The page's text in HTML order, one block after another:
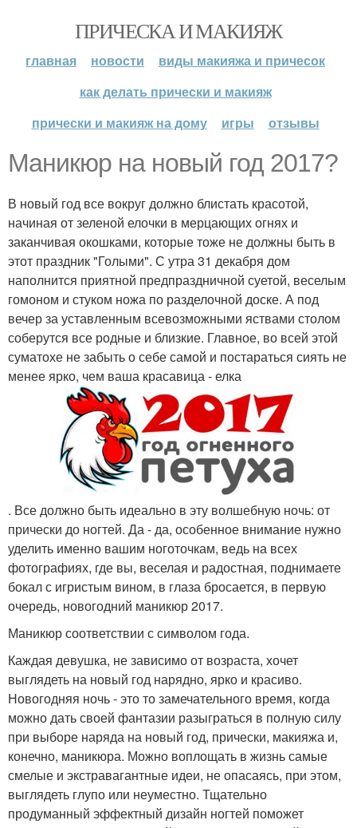
ПРИЧЕСКА И МАКИЯЖ
главная новости
виды макияжа и причесок
как делать прически и макияж
прически и макияж на дому
игры отзывы
Маникюр на новый год 2017?
В новый год все вокруг должно блистать красотой,
начиная от зеленой елочки в мерцающих огнях и
заканчивая окошками, которые тоже не должны быть в
этот праздник "Голыми". С утра 31 декабря дом
наполнится приятной предпраздничной суетой, веселым
гомоном и стуком ножа по разделочной доске. А под
вечер за уставленным всевозможными яствами столом
соберутся все родные и близкие. Главное, во всей этой
суматохе не забыть о себе самой и постараться сиять не
менее ярко, чем ваша красавица - елка
. Все должно быть идеально в эту волшебную ночь: от
прически до ногтей. Да - да, особенное внимание нужно
уделить именно вашим ноготочкам, ведь на всех
фотографиях, где вы, веселая и радостная, поднимаете
бокал с игристым вином, в глаза бросается, в первую
очередь, новогодний маникюр 2017.
Маникюр соответствии с символом года.
Каждая девушка, не зависимо от возраста, хочет
выглядеть на новый год нарядно, ярко и красиво.
Новогодняя ночь - это то замечательного время, когда
можно дать своей фантазии разыграться в полную силу
при выборе наряда на новый год, прически, макияжа и,
конечно, маникюра. Можно воплощать в жизнь самые
смелые и экстравагантные идеи, не опасаясь, при этом,
выглядеть глупо или неуместно. Тщательно
продуманный эффектный дизайн ногтей поможет